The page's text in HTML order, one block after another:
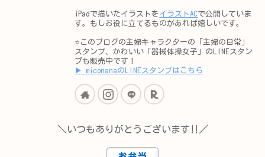
iPadで描いたイラストをイラストACで公開していま
す。もしお役に立てるものがあれば嬉しいです。
⭐️このブログの主婦キャラクターの「主婦の日常」
スタンプ、かわいい「器械体操女子」のLINEスタン
プも販売中です！
▶︎ miconanaのLINEスタンプはこちら
＼いつもありがとうございます‼︎／